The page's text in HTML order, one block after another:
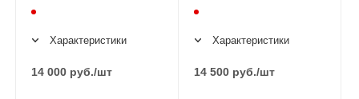
Характеристики
14 000 руб./шт
Характеристики
14 500 руб./шт